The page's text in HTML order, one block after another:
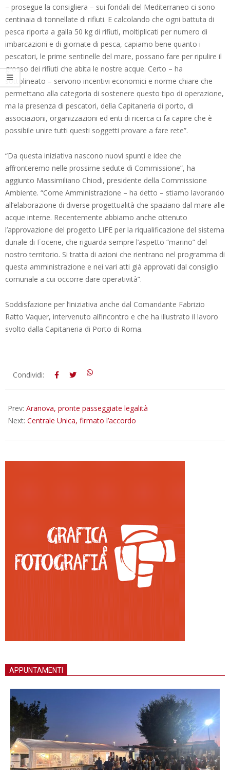
– prosegue la consigliera – sui fondali del Mediterraneo ci sono
centinaia di tonnellate di rifiuti. E calcolando che ogni battuta di
pesca riporta a galla 50 kg di rifiuti, moltiplicati per numero di
imbarcazioni e di giornate di pesca, capiamo bene quanto i
pescatori, le prime sentinelle del mare, possano fare per ripulire il
grosso dei rifiuti che abita le nostre acque. Certo – ha
sottolineato – servono incentivi economici e norme chiare che
permettano alla categoria di sostenere questo tipo di operazione,
ma la presenza di pescatori, della Capitaneria di porto, di
associazioni, organizzazioni ed enti di ricerca ci fa capire che è
possibile unire tutti questi soggetti provare a fare rete”.
“Da questa iniziativa nascono nuovi spunti e idee che
affronteremo nelle prossime sedute di Commissione”, ha
aggiunto Massimiliano Chiodi, presidente della Commissione
Ambiente. “Come Amministrazione – ha detto – stiamo lavorando
all’elaborazione di diverse progettualità che spaziano dal mare alle
acque interne. Recentemente abbiamo anche ottenuto
l’approvazione del progetto LIFE per la riqualificazione del sistema
dunale di Focene, che riguarda sempre l’aspetto “marino” del
nostro territorio. Si tratta di azioni che rientrano nel programma di
questa amministrazione e nei vari atti già approvati dal consiglio
comunale a cui occorre dare operatività”.
Soddisfazione per l’iniziativa anche dal Comandante Fabrizio
Ratto Vaquer, intervenuto all’incontro e che ha illustrato il lavoro
svolto dalla Capitaneria di Porto di Roma.
2015-
Condividi:
Prev: Aranova, pronte passeggiate legalità
Next: Centrale Unica, firmato l’accordo
APPUNTAMENTI